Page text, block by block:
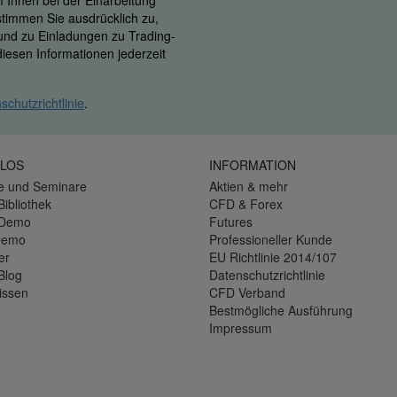
Sie ausdrücklich zu,
zu Einladungen zu Trading-
Informationen jederzeit
.
und Seminare
INFORMATION
Aktien & mehr
CFD & Forex
Futures
Professioneller Kunde
EU Richtlinie 2014/107
Datenschutzrichtlinie
CFD Verband
Bestmögliche Ausführung
Impressum